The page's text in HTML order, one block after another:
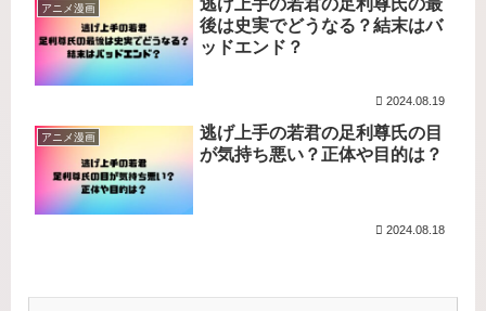
アニメ漫画
後は史実でどうなる？結末はバ
ッドエンド？
2024.08.19
アニメ漫画
逃げ上手の若君の足利尊氏の目
が気持ち悪い？正体や目的は？
2024.08.18